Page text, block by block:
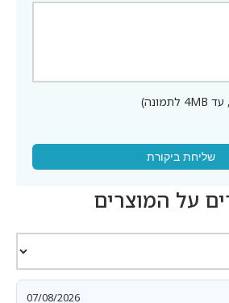
שליחת ביקורת
על המוצרים
07/08/2026